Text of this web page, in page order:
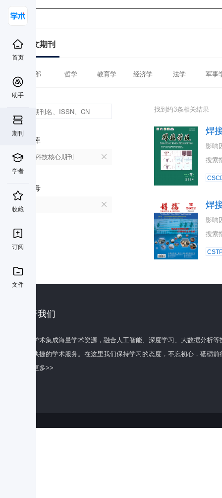
首页
助手
期刊
学者
收藏
订阅
文件
中文期刊
全部 哲学 教育学 经济学 法学 军事
数据库
中国科技核心期刊
首字母
找到约3条相关结果
焊
影响
搜索
焊
影响
搜索
关于我们
百度学术集成海量学术资源，融合人工智能、深度学习、大数据分析
全面快捷的学术服务。在这里我们保持学习的态度，不忘初心，砥砺前
了解更多>>